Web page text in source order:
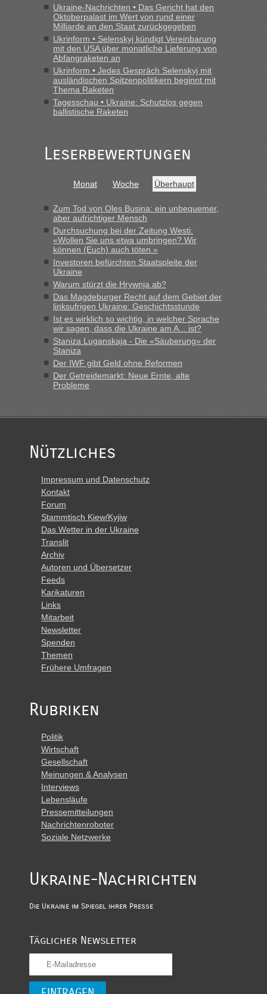
Ukraine-Nachrichten • Das Gericht hat den
Oktoberpalast im Wert von rund einer
Milliarde an den Staat zurückgegeben
Ukrinform • Selenskyj kündigt Vereinbarung
mit den USA über monatliche Lieferung von
Abfangraketen an
Ukrinform • Jedes Gespräch Selenskyj mit
ausländischen Spitzenpolitikern beginnt mit
Thema Raketen
Tagesschau • Ukraine: Schutzlos gegen
ballistische Raketen
Leserbewertungen
Monat Woche Überhaupt
Zum Tod von Oles Busina: ein unbequemer,
aber aufrichtiger Mensch
Durchsuchung bei der Zeitung Westi:
«Wollen Sie uns etwa umbringen? Wir
können (Euch) auch töten.»
Investoren befürchten Staatspleite der
Ukraine
Warum stürzt die Hrywnja ab?
Das Magdeburger Recht auf dem Gebiet der
linksufrigen Ukraine: Geschichtsstunde
Ist es wirklich so wichtig, in welcher Sprache
wir sagen, dass die Ukraine am A... ist?
Staniza Luganskaja - Die «Säuberung» der
Staniza
Der IWF gibt Geld ohne Reformen
Der Getreidemarkt: Neue Ernte, alte
Probleme
Nützliches
Impressum und Datenschutz
Kontakt
Forum
Stammtisch Kiew/Kyjiw
Das Wetter in der Ukraine
Translit
Archiv
Autoren und Übersetzer
Feeds
Karikaturen
Links
Mitarbeit
Newsletter
Spenden
Themen
Frühere Umfragen
Rubriken
Politik
Wirtschaft
Gesellschaft
Meinungen & Analysen
Interviews
Lebensläufe
Pressemitteilungen
Nachrichtenroboter
Soziale Netzwerke
Ukraine-Nachrichten
Die Ukraine im Spiegel ihrer Presse
Täglicher Newsletter